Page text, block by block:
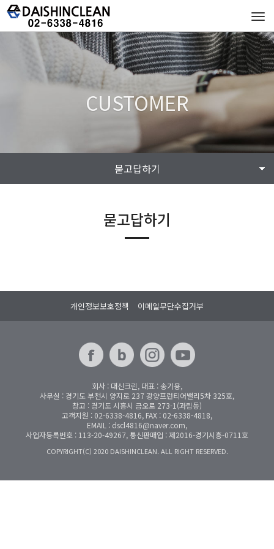
CUSTOMER
묻고답하기
묻고답하기
개인정보보호정책 이메일무단수집거부
회사 : 대신크린, 대표 : 송기용,
사무실 : 경기도 부천시 양지로 237 광양프런티어밸리5차 325호,
창고 : 경기도 시흥시 금오로 273-1(과림동)
고객지원 : 02-6338-4816, FAX : 02-6338-4818,
EMAIL : dscl4816@naver.com,
사업자등록번호 : 113-20-49267, 통신판매업 : 제2016-경기시흥-0711호
COPYRIGHT(C) 2020 DAISHINCLEAN. ALL RIGHT RESERVED.